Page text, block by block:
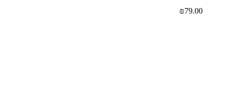
₪79.00